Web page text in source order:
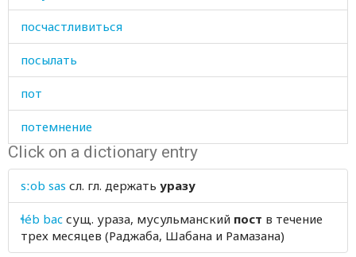
посчастливиться
посылать
пот
потемнение
потеря
потник
поток
Click on a dictionary entry
sːob sas сл. гл. держать уразу
ɬéb bac сущ. ураза, мусульманский пост в течение
трех месяцев (Раджаба, Шабана и Рамазана)